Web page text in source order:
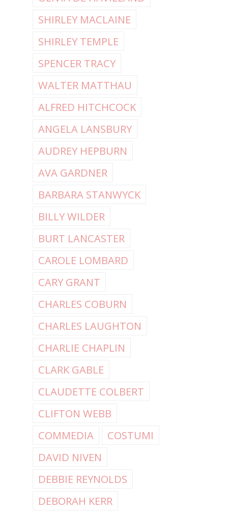
SHIRLEY MACLAINE
SHIRLEY TEMPLE
SPENCER TRACY
WALTER MATTHAU
ALFRED HITCHCOCK
ANGELA LANSBURY
AUDREY HEPBURN
AVA GARDNER
BARBARA STANWYCK
BILLY WILDER
BURT LANCASTER
CAROLE LOMBARD
CARY GRANT
CHARLES COBURN
CHARLES LAUGHTON
CHARLIE CHAPLIN
CLARK GABLE
CLAUDETTE COLBERT
CLIFTON WEBB
COMMEDIA
COSTUMI
DAVID NIVEN
DEBBIE REYNOLDS
DEBORAH KERR